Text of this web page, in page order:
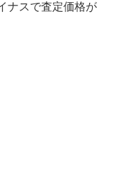
ナスで査定価格が